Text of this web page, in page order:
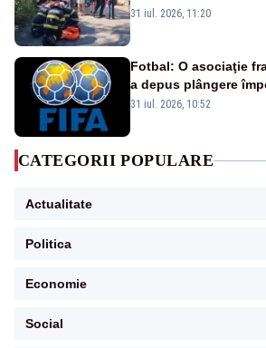
Ropotan a fost
31 iul. 2026, 11:20
Fotbal: O asociaţie
a depus plângere
FIFA
31 iul. 2026, 10:52
CATEGORII POPULARE
Actualitate
Politica
Economie
Social